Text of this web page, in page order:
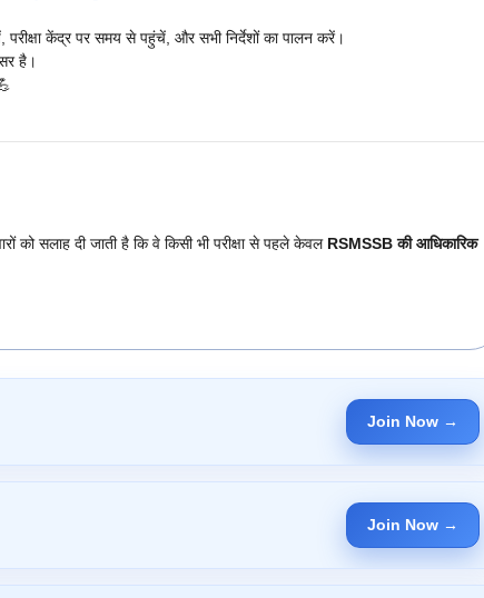
परीक्षा केंद्र पर समय से पहुंचें, और सभी निर्देशों का पालन करें।
है।
को सलाह दी जाती है कि वे किसी भी परीक्षा से पहले केवल RSMSSB की आधिकारिक
Join Now →
Join Now →